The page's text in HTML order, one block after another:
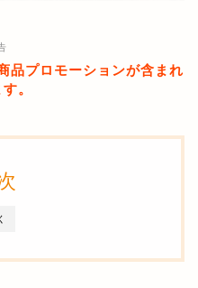
品プロモーションが含まれ
。